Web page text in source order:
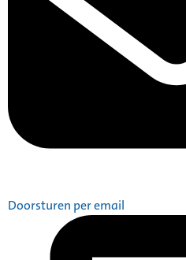
Doorsturen per email